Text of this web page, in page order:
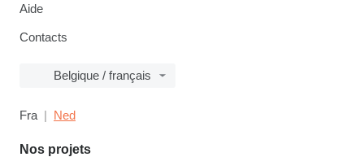
Aide
Contacts
Belgique / français
Fra Ned
Nos projets